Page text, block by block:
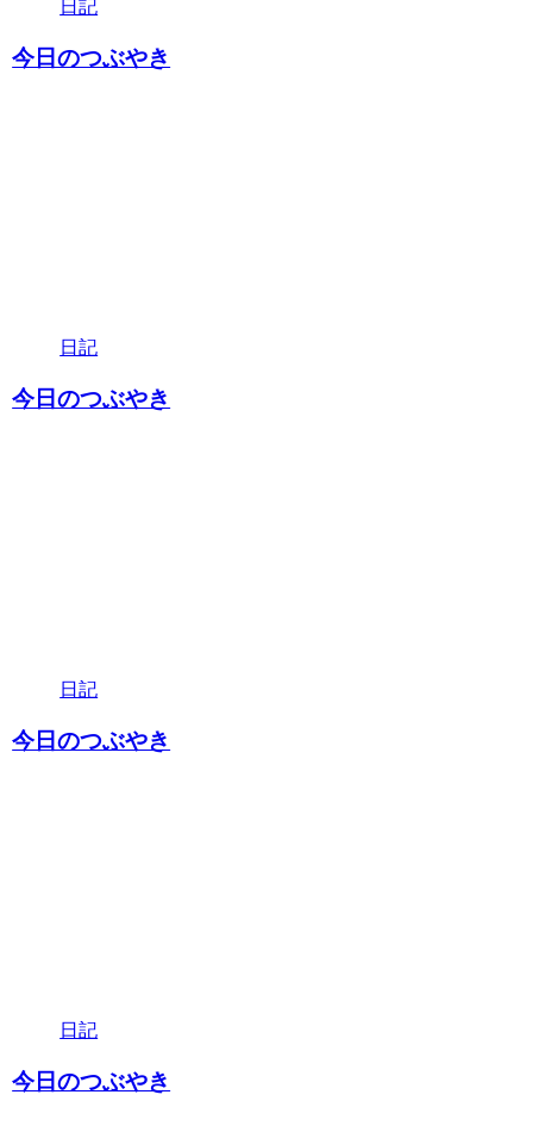
日記
今日のつぶやき
日記
今日のつぶやき
日記
今日のつぶやき
日記
今日のつぶやき